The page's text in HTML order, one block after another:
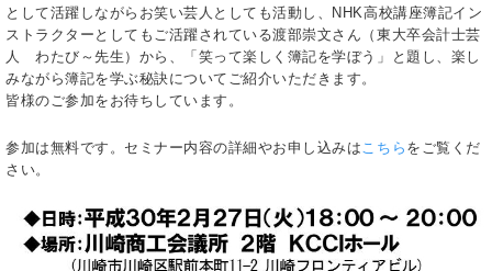
として活躍しながらお笑い芸人としても活動し、NHK高校講座簿記イン
ストラクターとしてもご活躍されている渡部崇文さん（東大卒会計士芸
人 わたび～先生）から、「笑って楽しく簿記を学ぼう」と題し、楽し
みながら簿記を学ぶ秘訣についてご紹介いただきます。
皆様のご参加をお待ちしています。
参加は無料です。セミナー内容の詳細やお申し込みはこちら をご覧くだ
さい。